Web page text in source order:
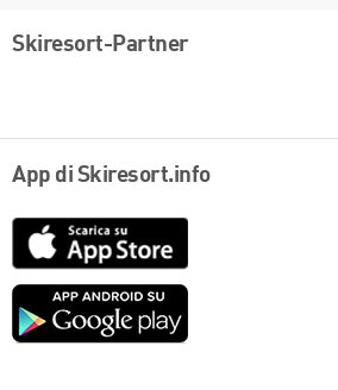
Skiresort-Partner
App di Skiresort.info
Google